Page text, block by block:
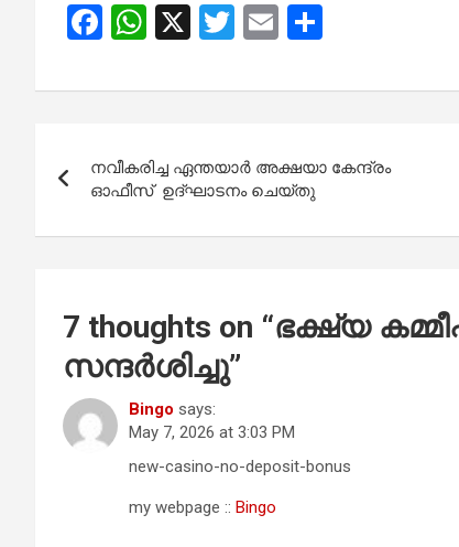
F
ce
o
o
k
W
at
A
p
p
X
T
tt
E
ail ar
navigation
നവീകരിച്ച ഏന്തയാർ അക്ഷയാ കേന്ദ്രം
ഓഫീസ് ഉദ്ഘാടനം ചെയ്തു
7 thoughts on “ഭക്ഷ്യ
സന്ദർശിച്ചു”
Bingo says:
May 7, 2026 at 3:03 PM
new-casino-no-deposit-bonus
my webpage :: Bingo